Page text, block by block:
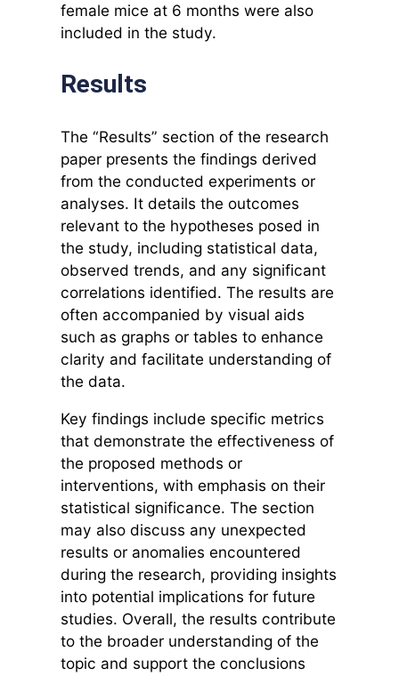
female mice at 6 months were also
included in the study.
Results
The “Results” section of the research
paper presents the findings derived
from the conducted experiments or
analyses. It details the outcomes
relevant to the hypotheses posed in
the study, including statistical data,
observed trends, and any significant
correlations identified. The results are
often accompanied by visual aids
such as graphs or tables to enhance
clarity and facilitate understanding of
the data.
Key findings include specific metrics
that demonstrate the effectiveness of
the proposed methods or
interventions, with emphasis on their
statistical significance. The section
may also discuss any unexpected
results or anomalies encountered
during the research, providing insights
into potential implications for future
studies. Overall, the results contribute
to the broader understanding of the
topic and support the conclusions